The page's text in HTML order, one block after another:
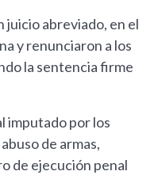
juicio abreviado, en el
y renunciaron a los
la sentencia firme
imputado por los
de armas,
de ejecución penal